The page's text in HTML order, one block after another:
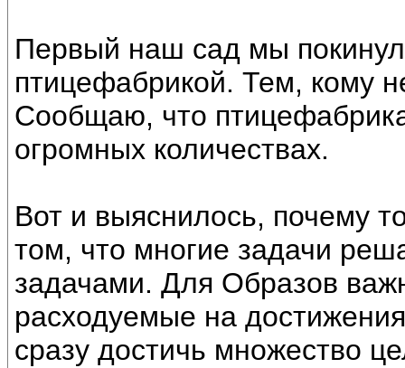
Первый наш сад мы
птицефабрикой. Тем, кому
Сообщаю, что
огромных количествах.
Вот и выяснилось, почему
том, что многие задачи
задачами. Для Образов
расходуемые на
сразу достичь множество